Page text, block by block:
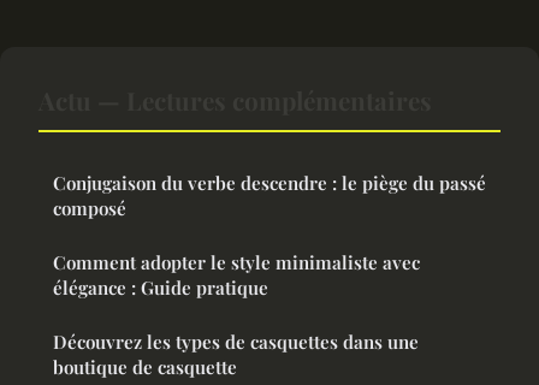
Conjugaison du verbe descendre : le piège du passé
composé
Comment adopter le style minimaliste avec
élégance : Guide pratique
Découvrez les types de casquettes dans une
boutique de casquette